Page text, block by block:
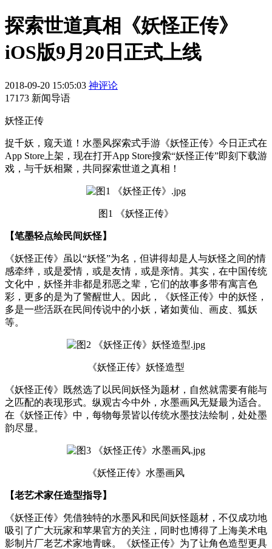
探索世道真相《妖怪正传》
iOS版9月20日正式上线
2018-09-20 15:05:03 神评论
17173 新闻导语
妖怪正传
捉千妖，窥天道！水墨风探索式手游《妖怪正传》今日正式在
App Store上架，现在打开App Store搜索“妖怪正传”即刻下载游
戏，与千妖相聚，共同探索世道之真相！
图1 《妖怪正传》
【笔墨轻点绘民间妖怪】
《妖怪正传》虽以“妖怪”为名，但讲得却是人与妖怪之间的情
感牵绊，或是爱情，或是友情，或是亲情。其实，在中国传统
文化中，妖怪并非都是邪恶之辈，它们的故事多带有寓言色
彩，更多的是为了警醒世人。因此，《妖怪正传》中的妖怪，
多是一些活跃在民间传说中的小妖，诸如黄仙、画皮、狐妖
等。
《妖怪正传》妖怪造型
《妖怪正传》既然选了以民间妖怪为题材，自然就需要有能与
之匹配的表现形式。纵观古今中外，水墨画风无疑最为适合。
在《妖怪正传》中，每物每景皆以传统水墨技法绘制，处处墨
韵尽显。
《妖怪正传》水墨画风
【老艺术家任造型指导】
《妖怪正传》凭借独特的水墨风和民间妖怪题材，不仅成功地
吸引了广大玩家和苹果官方的关注，同时也博得了上海美术电
影制片厂老艺术家地青睐。《妖怪正传》为了让角色造型更具